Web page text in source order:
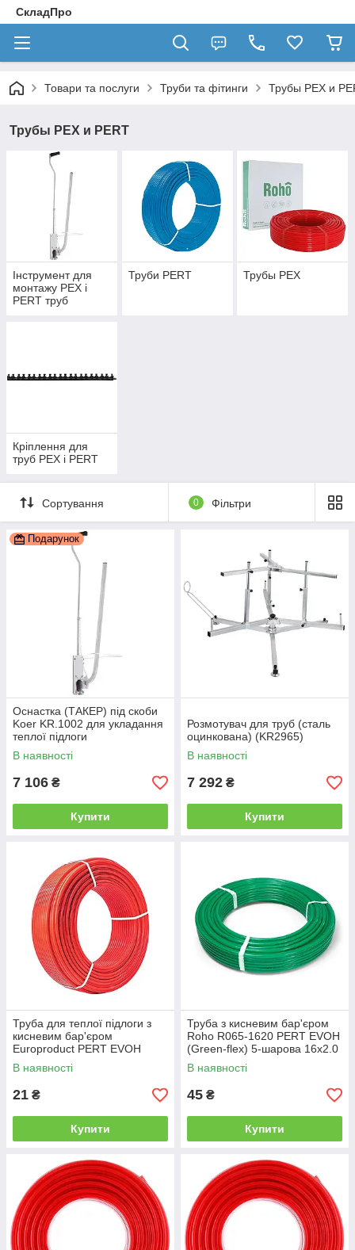
СкладПро
Товари та послуги Труби та фітинги Трубы PEX и
Трубы PEX и PERT
Інструмент для
монтажу PEX і
PERT труб
Труби PERT Трубы PEX
Кріплення для
труб PEX і PERT
Сортування 0 Фільтри
Подарунок
Оснастка (ТАКЕР) під скоби
Koer KR.1002 для укладання
теплої підлоги
В наявності
7 106 ₴
Купити
Розмотувач для труб (сталь
оцинкована) (KR2965)
В наявності
7 292 ₴
Купити
Труба для теплої підлоги з
кисневим бар'єром
Europroduct PERT EVOH
16*2,0 (240 м) (KR2923)
В наявності
21 ₴
Купити
Труба з кисневим бар'єром
Roho R065-1620 PERT EVOH
(Green-flex) 5-шарова 16x2.0
(RO0211)
В наявності
45 ₴
Купити